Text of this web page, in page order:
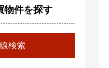
物件を探す
検索